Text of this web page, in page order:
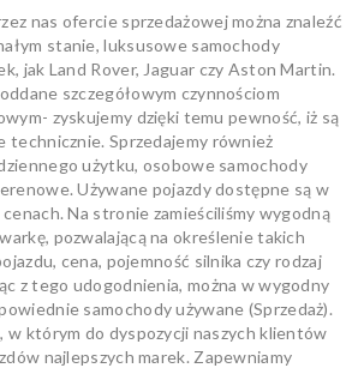
nas ofercie sprzedażowej można znaleźć
stanie, luksusowe samochody
jak Land Rover, Jaguar czy Aston Martin.
szczegółowym czynnościom
zyskujemy dzięki temu pewność, iż są
technicznie. Sprzedajemy również
użytku, osobowe samochody
Używane pojazdy dostępne są w
Na stronie zamieściliśmy wygodną
pozwalającą na określenie takich
cena, pojemność silnika czy rodzaj
z tego udogodnienia, można w wygodny
samochody używane (Sprzedaż).
w którym do dyspozycji naszych klientów
najlepszych marek. Zapewniamy